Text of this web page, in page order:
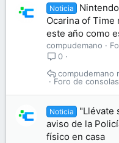
Noticia
Ocarina of
este año como
compudemano
0
Foro de
compudemano
Noticia
"Llévate
aviso de la
físico en casa